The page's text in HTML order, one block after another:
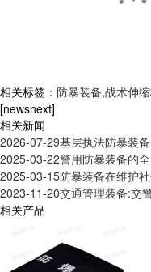
相关标签： 防暴装备,战术伸
[newsnext]
相关新闻
2026-07-29基层执法防暴装
2025-03-22警用防暴装备的
2025-03-15防暴装备在维护
2023-11-20交通管理装备:交
相关产品